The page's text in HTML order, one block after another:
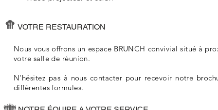
VOTRE RESTAURATION
Nous vous offrons un espace BRUNCH convivial situé à
votre salle de réunion.
N'hésitez pas à nous contacter pour recevoir notre
différentes formules.